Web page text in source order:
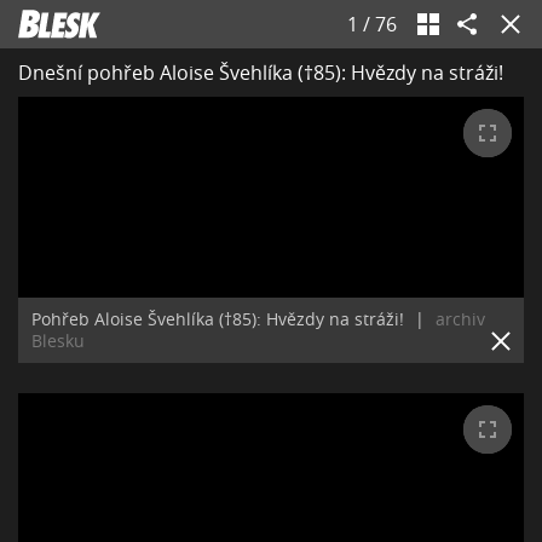
1 /76
Dnešní pohřeb Aloise Švehlíka (†85): Hvězdy na stráži!
Pohřeb Aloise Švehlíka (†85): Hvězdy na stráži! |
archiv
Blesku